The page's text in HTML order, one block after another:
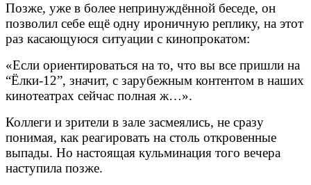
Позже, уже в более непринуждённой беседе, он
позволил себе ещё одну ироничную реплику, на этот
раз касающуюся ситуации с кинопрокатом:
«Если ориентироваться на то, что вы все пришли на
“Ёлки-12”, значит, с зарубежным контентом в наших
кинотеатрах сейчас полная ж…».
Коллеги и зрители в зале засмеялись, не сразу
понимая, как реагировать на столь откровенные
выпады. Но настоящая кульминация того вечера
наступила позже.